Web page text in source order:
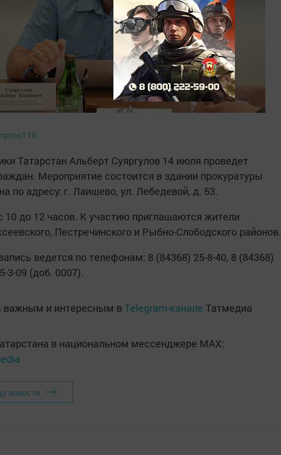
Татарстан Альберт Суяргулов 14 июля проведет
Мероприятие состоится в здании прокуратуры
по адресу: г. Лаишево, ул. Лебедевой, д. 53.
10 до 12 часов. К участию приглашаются жители
Пестречинского и Рыбно-Слободского районов.
ведется по телефонам: 8 (84368) 25-8-40, 8 (84368)
3-09 (доб. 0007).
и интересным в Telegram-канале Татмедиа
в национальном мессенджере MАХ:
новости